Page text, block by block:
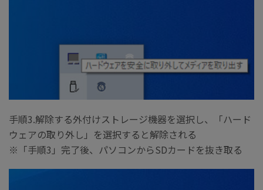
手順3.解除する外付けストレージ機器を選択し、「ハード
ウェアの取り外し」を選択すると解除される
※「手順3」完了後、パソコンからSDカードを抜き取る